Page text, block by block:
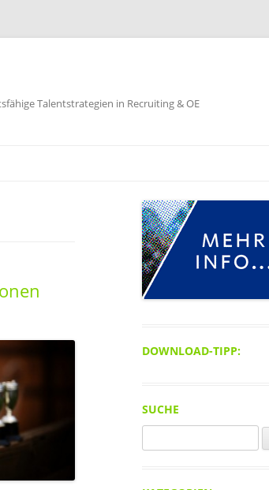
Talentstrategien in Recruiting & OE
DOWNLOAD-TIPP:
SUCHE
nach: